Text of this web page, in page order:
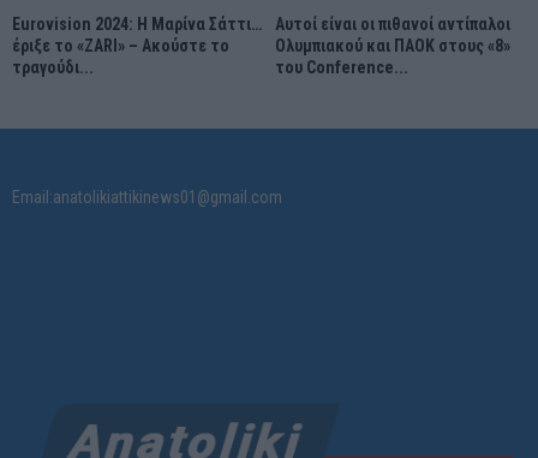
Eurovision 2024: Η Μαρίνα Σάττι…
έριξε το «ZARI» – Ακούστε το
τραγούδι...
Αυτοί είναι οι πιθανοί αντίπαλοι
Ολυμπιακού και ΠΑΟΚ στους «8»
του Conference...
Email:anatolikiattikinews01@gmail.com